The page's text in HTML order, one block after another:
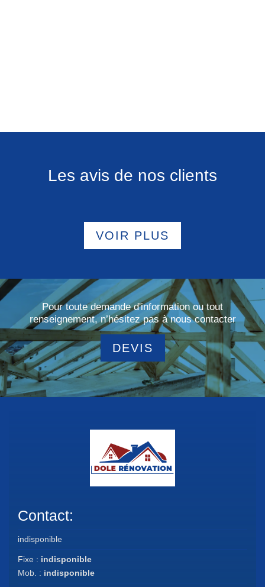
Les avis de nos clients
VOIR PLUS
Pour toute demande d'information ou tout
renseignement, n’hésitez pas à nous contacter
DEVIS
Contact:
indisponible
Fixe : indisponible
Mob. : indisponible